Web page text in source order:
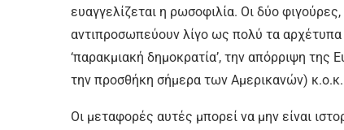
ευαγγελίζεται η ρωσοφιλία. Οι δύο
αντιπροσωπεύουν λίγο ως πολύ τα αρχέτυπα
‘παρακμιακή δημοκρατία’, την απόρριψη
την προσθήκη σήμερα των Αμερικανών) κ.ο.κ.
Οι μεταφορές αυτές μπορεί να μην είναι